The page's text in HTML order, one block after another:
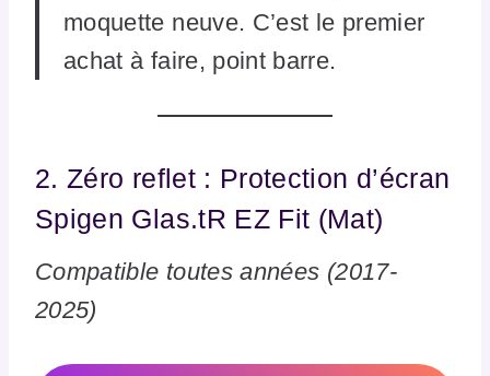
moquette neuve. C’est le premier
achat à faire, point barre.
2. Zéro reflet : Protection d’écran
Spigen Glas.tR EZ Fit (Mat)
Compatible toutes années (2017-
2025)